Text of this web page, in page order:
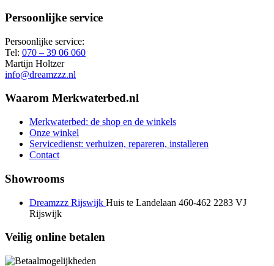
Persoonlijke service
Persoonlijke service:
Tel: 070 – 39 06 060
Martijn Holtzer
info@dreamzzz.nl
Waarom Merkwaterbed.nl
Merkwaterbed: de shop en de winkels
Onze winkel
Servicedienst: verhuizen, repareren, installeren
Contact
Showrooms
Dreamzzz Rijswijk Huis te Landelaan 460-462 2283 VJ
Rijswijk
Veilig online betalen